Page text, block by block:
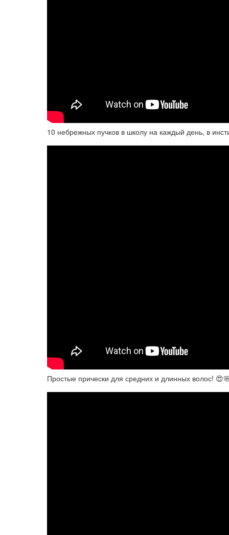
10 небрежных пучков в школу на каждый день, в
Простые прически для средних и длинных волос!